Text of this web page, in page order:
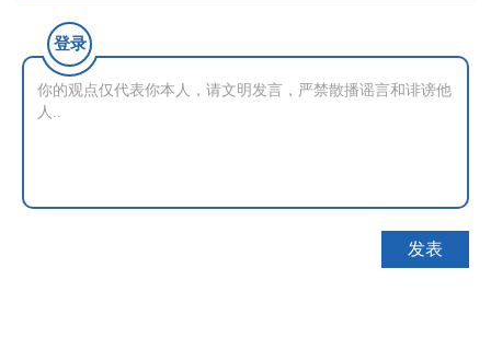
登录